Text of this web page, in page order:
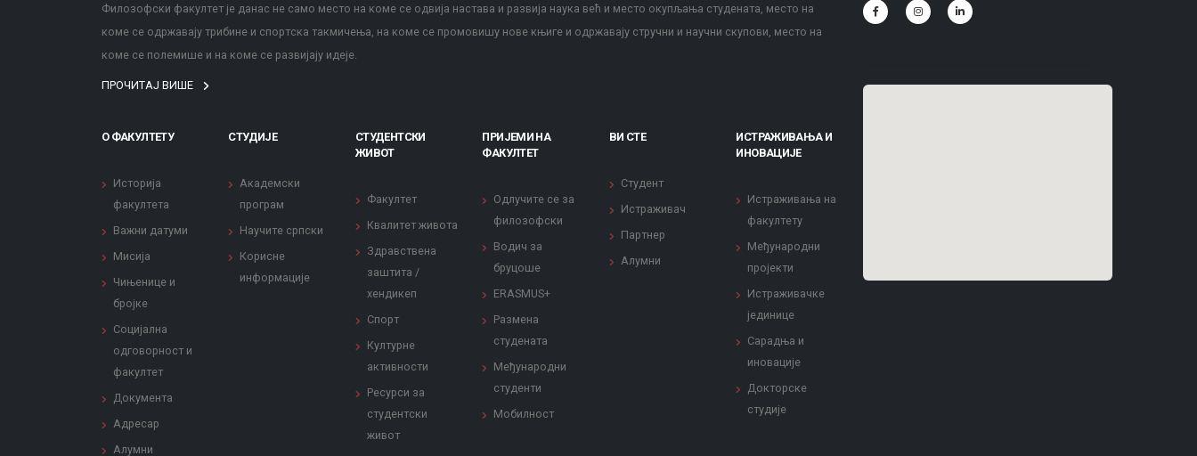
Филозофски факултет је данас не само место на коме се одвија настава и развија наука већ и место окупљања студената, место на
коме се одржавају трибине и спортска такмичења, на коме се промовишу нове књиге и одржавају стручни и научни скупови, место на
коме се полемише и на коме се развијају идеје.
ПРОЧИТАЈ ВИШЕ
О ФАКУЛТЕТУ
Историја
факултета
Важни датуми
Мисија
Чињенице и
бројке
Социјална
одговорност и
факултет
Документа
Адресар
Алумни
СТУДИЈЕ
Академски
програм
Научите српски
Корисне
информације
СТУДЕНТСКИ
ЖИВОТ
Факултет
Квалитет живота
Здравствена
заштита /
хендикеп
Спорт
Културне
активности
Ресурси за
студентски
живот
ПРИЈЕМИ НА
ФАКУЛТЕТ
Одлучите се за
филозофски
Водич за
бруцоше
ERASMUS+
Размена
студената
Међународни
студенти
Мобилност
ВИ СТЕ
Студент
Истраживач
Партнер
Алумни
ИСТРАЖИВАЊА И
ИНОВАЦИЈЕ
Истраживања на
факултету
Међународни
пројекти
Истраживачке
јединице
Сарадња и
иновације
Докторске
студије